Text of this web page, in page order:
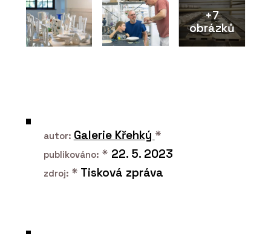
ČLÁNKY
Přírodní Marmoleum se se
+7
obrázků
autor: Galerie Křehký *
publikováno: * 22. 5. 2023
zdroj: * Tisková zpráva